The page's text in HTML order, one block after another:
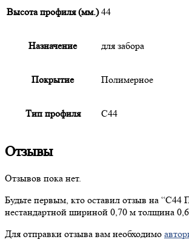
Высота профиля (мм.) 44
Назначение для забора
Покрытие Полимерное
Тип профиля С44
Отзывы
Отзывов пока нет.
Будьте первым, кто оставил отзыв на “С44
нестандартной шириной 0,70 м толщина
Для отправки отзыва вам необходимо